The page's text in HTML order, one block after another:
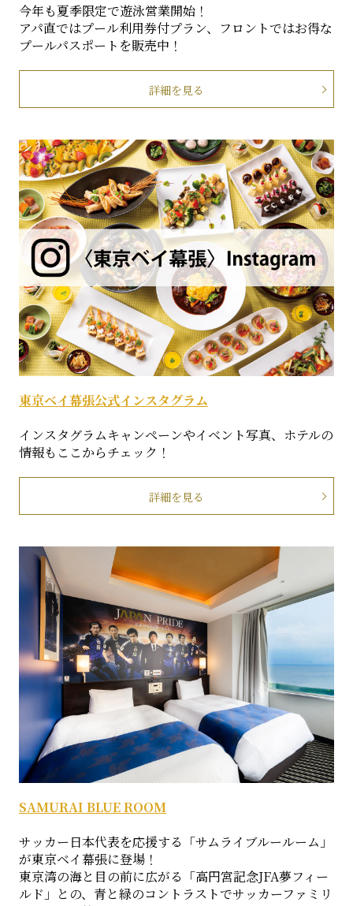
今年も夏季限定で遊泳営業開始！
アパ直ではプール利用券付プラン、フロントではお得な
プールパスポートを販売中！
詳細を見る
東京ベイ幕張公式インスタグラム
インスタグラムキャンペーンやイベント写真、ホテルの
情報もここからチェック！
詳細を見る
SAMURAI BLUE ROOM
サッカー日本代表を応援する「サムライブルールーム」
が東京ベイ幕張に登場！
東京湾の海と目の前に広がる「高円宮記念JFA夢フィー
ルド」との、青と緑のコントラストでサッカーファミリ